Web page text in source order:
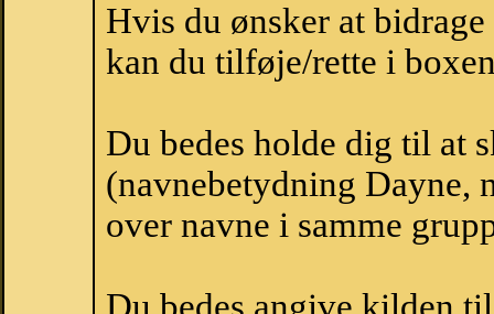
Hvis du ønsker at
kan du tilføje/rette i
Du bedes holde dig til at
(navnebetydning Dayne,
over navne i samme